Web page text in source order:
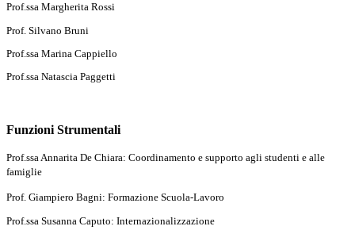
Prof.ssa Margherita Rossi
Prof. Silvano Bruni
Prof.ssa Marina Cappiello
Prof.ssa Natascia Paggetti
Funzioni Strumentali
Prof.ssa Annarita De Chiara: Coordinamento e supporto agli studenti e alle
famiglie
Prof. Giampiero Bagni: Formazione Scuola-Lavoro
Prof.ssa Susanna Caputo: Internazionalizzazione